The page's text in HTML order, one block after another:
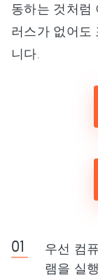
동하는 것처럼
러스가 없어도
니다.
우선 컴
램을 실